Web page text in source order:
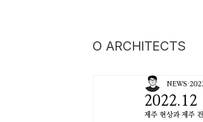
O ARCHITECTS
2022.12
NEWS
제주 현상과 제주